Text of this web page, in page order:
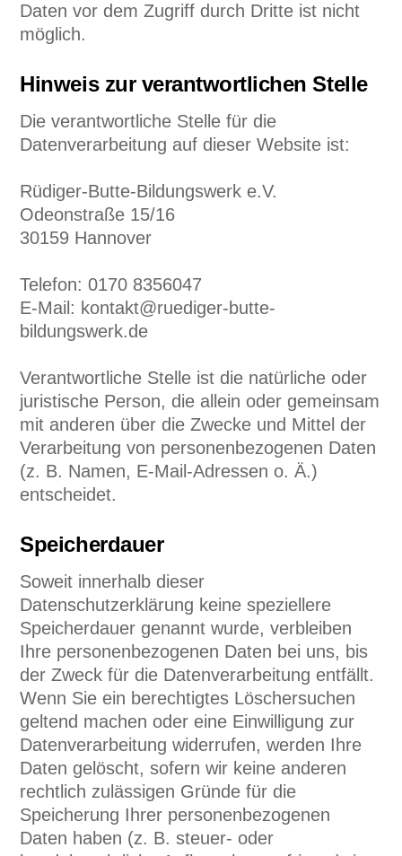
Daten vor dem Zugriff durch Dritte ist nicht
möglich.
Hinweis zur verantwortlichen Stelle
Die verantwortliche Stelle für die
Datenverarbeitung auf dieser Website ist:
Rüdiger-Butte-Bildungswerk e.V.
Odeonstraße 15/16
30159 Hannover
Telefon: 0170 8356047
E-Mail: kontakt@ruediger-butte-
bildungswerk.de
Verantwortliche Stelle ist die natürliche oder
juristische Person, die allein oder gemeinsam
mit anderen über die Zwecke und Mittel der
Verarbeitung von personenbezogenen Daten
(z. B. Namen, E-Mail-Adressen o. Ä.)
entscheidet.
Speicherdauer
Soweit innerhalb dieser
Datenschutzerklärung keine speziellere
Speicherdauer genannt wurde, verbleiben
Ihre personenbezogenen Daten bei uns, bis
der Zweck für die Datenverarbeitung entfällt.
Wenn Sie ein berechtigtes Löschersuchen
geltend machen oder eine Einwilligung zur
Datenverarbeitung widerrufen, werden Ihre
Daten gelöscht, sofern wir keine anderen
rechtlich zulässigen Gründe für die
Speicherung Ihrer personenbezogenen
Daten haben (z. B. steuer- oder